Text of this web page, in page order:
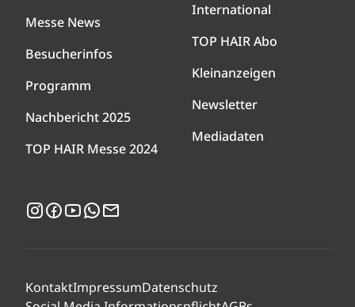
Messe News
Besucherinfos
Programm
Nachbericht 2025
TOP HAIR Messe 2024
International
TOP HAIR Abo
Kleinanzeigen
Newsletter
Mediadaten
Instagram
Facebook
YouTubeWhatsApp
KontaktImpressumDatenschutz